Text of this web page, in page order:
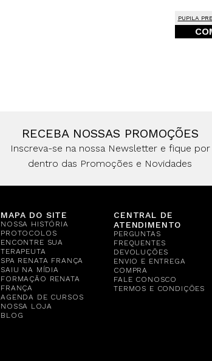
PUPILA
RECEBA NOSSAS PROMOÇÕES
Inscreva-se na nossa Newsletter e fique por
dentro das Promoções e Novidades
MAPA DO SITE
NOSSA HISTÓRIA
PROTOCOLOS
ENCONTRE SUA
TERAPEUTA
SPA RENATA FRANÇA
SAIU NA MÍDIA
FORMAÇÃO RENATA
FRANÇA
AGENDA DE CURSOS
NOSSA LOJA
BLOG
CENTRAL DE
ATENDIMENTO
PERGUNTAS
FREQUENTES
DEVOLUÇÕES
ENVIO E ENTREGA
COMPRA
FALE CONOSCO
TERMOS E CONDIÇÕES